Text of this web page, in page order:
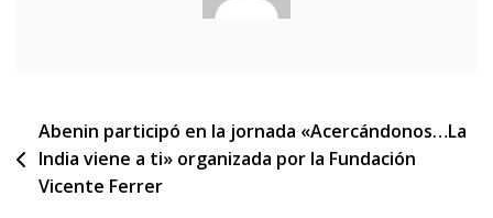
Navegación
de
entradas
Abenin participó en la jornada «Acercándonos…La
India viene a ti» organizada por la Fundación
Vicente Ferrer